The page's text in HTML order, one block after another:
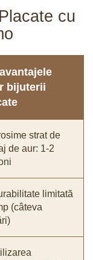
cu
bijuterii
strat de
de aur: 1-2
limitată
(câteva